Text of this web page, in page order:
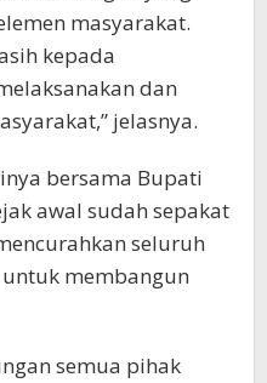
masyarakat.
kepada
dan
jelasnya.
bersama Bupati
awal sudah sepakat
seluruh
membangun
semua pihak